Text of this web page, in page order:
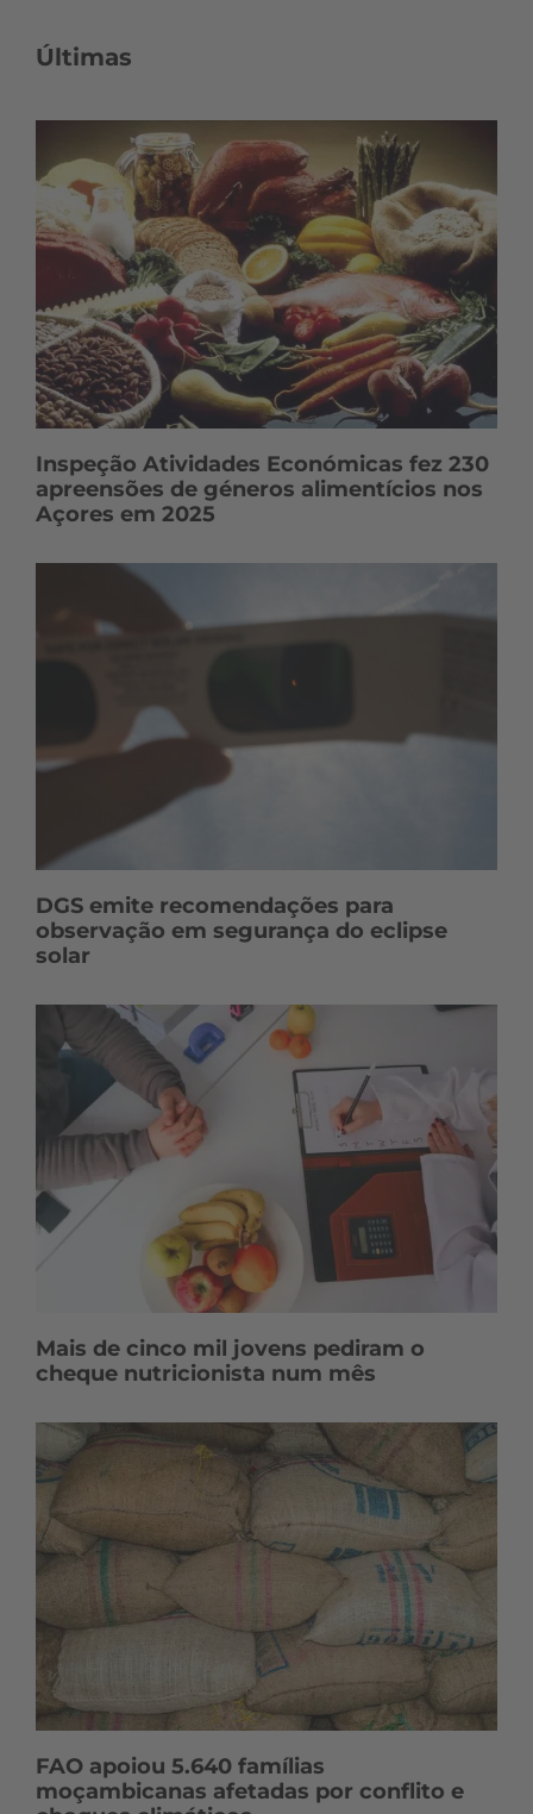
Últimas
Inspeção Atividades Económicas fez 230
apreensões de géneros alimentícios nos
Açores em 2025
DGS emite recomendações para
observação em segurança do eclipse
solar
Mais de cinco mil jovens pediram o
cheque nutricionista num mês
FAO apoiou 5.640 famílias
moçambicanas afetadas por conflito e